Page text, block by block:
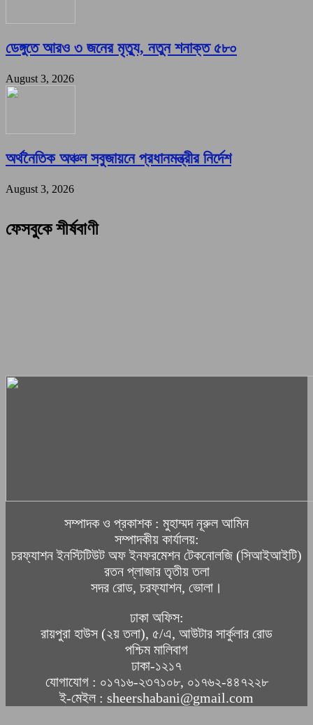
ডেঙ্গুতে আরও ৩ জনের মৃত্যু, নতুন শনাক্ত ৫৮০
August 3, 2026
অর্থনৈতিক অঞ্চল সবুজায়নে প্রধানমন্ত্রীর নির্দেশ
August 3, 2026
ফেসবুকে শীর্ষবাণী
সম্পাদক ও প্রকাশক : মুহাম্মদ নূরুল আমিন
সম্পাদকীয় কার্যালয়:
চরফ্যাশন ইনস্টিটিউট অফ ইনফরমেশন টেকনোলজি (সিআইআইটি)
রতন প্লাজার তৃতীয় তলা
সদর রোড, চরফ্যাশন, ভোলা।
ঢাকা অফিস:
রায়পুরা হাউস (২য় তলা), ৫/এ, আউটার সার্কুলার রোড
পশ্চিম মালিবাগ
ঢাকা-১২১৭
যোগাযোগ : ০১৭১৬-২৩৭১০৮, ০১৭৬২-৪৪৭২২৮
ই-মেইল : sheershabani@gmail.com